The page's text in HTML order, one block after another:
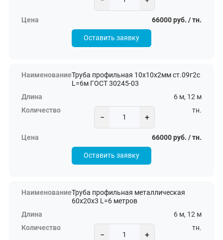
66000 руб. / тн.
Оставить заявку
Труба профильная 10х10х2мм ст.09г2с
L=6м ГОСТ 30245-03
6 м, 12 м
− +
тн.
66000 руб. / тн.
Оставить заявку
Труба профильная металлическая
60х20х3 L=6 метров
6 м, 12 м
− +
тн.